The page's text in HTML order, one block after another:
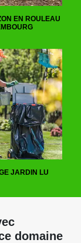
EN ROULEAU
JARDIN LU
domaine